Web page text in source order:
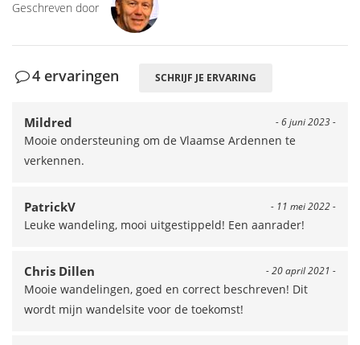
Geschreven door
4 ervaringen SCHRIJF JE ERVARING
- 6 juni 2023 -
Mildred
Mooie ondersteuning om de Vlaamse Ardennen te
verkennen.
- 11 mei 2022 -
PatrickV
Leuke wandeling, mooi uitgestippeld! Een aanrader!
- 20 april 2021 -
Chris Dillen
Mooie wandelingen, goed en correct beschreven! Dit
wordt mijn wandelsite voor de toekomst!